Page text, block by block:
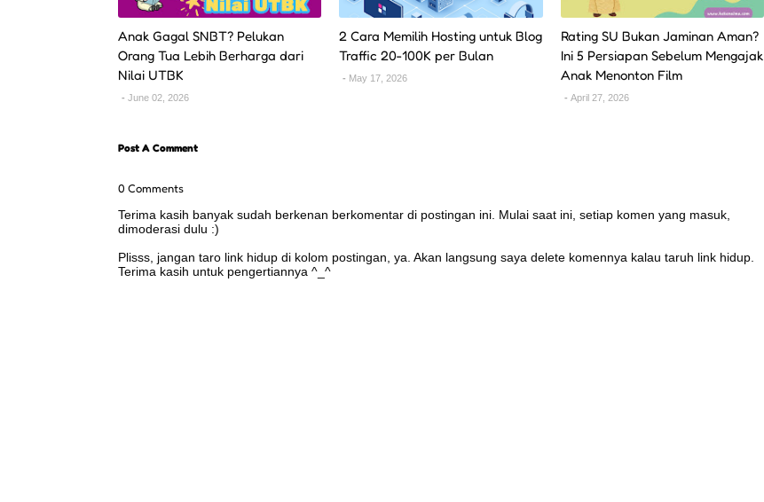
Anak Gagal SNBT? Pelukan
Orang Tua Lebih Berharga dari
Nilai UTBK
June 02, 2026
2 Cara Memilih Hosting untuk Blog
Traffic 20-100K per Bulan
May 17, 2026
Rating SU Bukan Jaminan Aman?
Ini 5 Persiapan Sebelum Mengajak
Anak Menonton Film
April 27, 2026
Post A Comment
0 Comments
Terima kasih banyak sudah berkenan berkomentar di postingan ini. Mulai saat ini, setiap komen yang masuk,
dimoderasi dulu :)
Plisss, jangan taro link hidup di kolom postingan, ya. Akan langsung saya delete komennya kalau taruh link hidup.
Terima kasih untuk pengertiannya ^_^